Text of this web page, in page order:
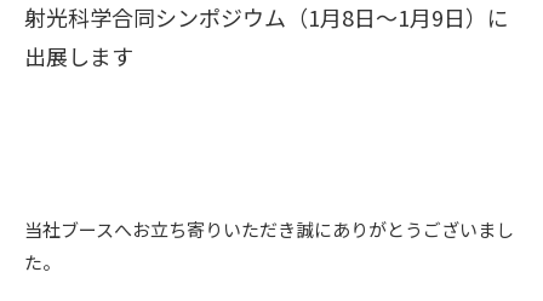
射光科学合同シンポジウム（1月8日～1月9日）に
出展します
当社ブースへお立ち寄りいただき誠にありがとうございまし
た。